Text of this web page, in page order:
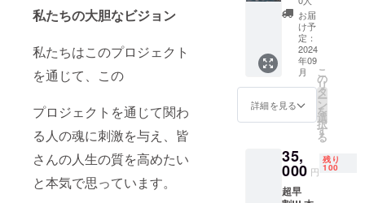
私たちの大胆なビジョン
私たちはこのプロジェクト
を通じて、この
プロジェクトを通じて関わ
る人の魂に刺激を与え、皆
さんの人生の質を高めたい
と本気で思っています。
■備考
参加可
能人数
１名 10
分安全
説明＋
乗り方
指導 30
るス
タッフ
付き 最
大２馬
には以
下が含
まれま
す： ・
【Cam
pfire限
定】
TKO
フィン
ジェッ
トボー
ド １台
【Cam
pfire限
定】
TKO
Japan
メン
バー
シップ
（1年
間） 加
ク！ →
会員割
引価格
で、
お届
け予
定：
2024
年09
月
詳細を見る
こ
の
リ
タ
ー
ン
を
選
択
す
る
35,
000 円
残り
100
超早